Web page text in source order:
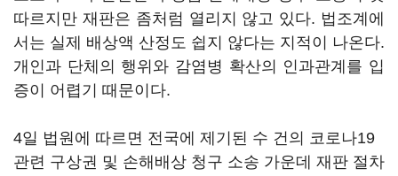
따르지만 재판은 좀처럼 열리지 않고 있다. 법조계에
서는 실제 배상액 산정도 쉽지 않다는 지적이 나온다.
개인과 단체의 행위와 감염병 확산의 인과관계를 입
증이 어렵기 때문이다.
4일 법원에 따르면 전국에 제기된 수 건의 코로나19
관련 구상권 및 손해배상 청구 소송 가운데 재판 절차